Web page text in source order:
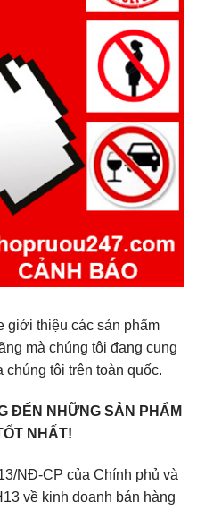
giới thiệu các sản phẩm
mà chúng tôi đang cung
chúng tôi trên toàn quốc.
ĐẾN NHỮNG SẢN PHẨM
NHẤT!
NĐ-CP của Chính phủ và
về kinh doanh bán hàng